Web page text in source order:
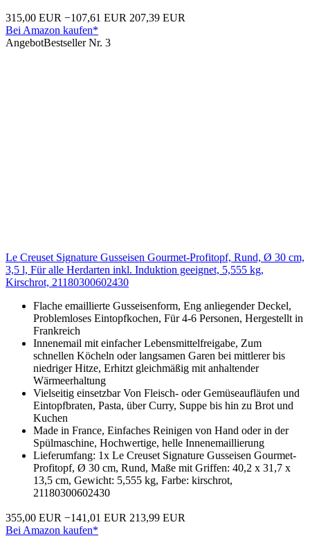
315,00 EUR −107,61 EUR 207,39 EUR
Bei Amazon kaufen*
AngebotBestseller Nr. 3
Le Creuset Signature Gusseisen Gourmet-Profitopf, Rund, Ø 30 cm,
3,5 l, Für alle Herdarten inkl. Induktion geeignet, 5,555 kg,
Kirschrot, 21180300602430
Flache emaillierte Gusseisenform, Eng anliegender Deckel,
Problemloses Eintopfkochen, Für 4-6 Personen, Hergestellt in
Frankreich
Innenemail mit einfacher Lebensmittelfreigabe, Zum
schnellen Köcheln oder langsamen Garen bei mittlerer bis
niedriger Hitze, Erhitzt gleichmäßig mit anhaltender
Wärmeerhaltung
Vielseitig einsetzbar Von Fleisch- oder Gemüseaufläufen und
Eintopfbraten, Pasta, über Curry, Suppe bis hin zu Brot und
Kuchen
Made in France, Einfaches Reinigen von Hand oder in der
Spülmaschine, Hochwertige, helle Innenemaillierung
Lieferumfang: 1x Le Creuset Signature Gusseisen Gourmet-
Profitopf, Ø 30 cm, Rund, Maße mit Griffen: 40,2 x 31,7 x
13,5 cm, Gewicht: 5,555 kg, Farbe: kirschrot,
21180300602430
355,00 EUR −141,01 EUR 213,99 EUR
Bei Amazon kaufen*